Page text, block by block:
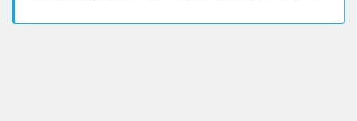
đến..... nói: Ông vịn....... để cháu......... . b Trong khổ thơ 3: Việt